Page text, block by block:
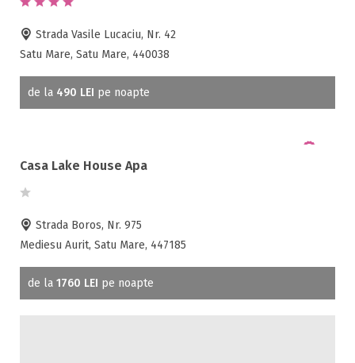
Strada Vasile Lucaciu, Nr. 42
Satu Mare, Satu Mare, 440038
de la 490 LEI pe noapte
Casa Lake House Apa
Strada Boros, Nr. 975
Mediesu Aurit, Satu Mare, 447185
de la 1760 LEI pe noapte